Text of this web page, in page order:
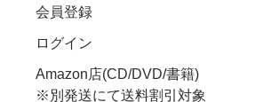
会員登録
ログイン
Amazon店(CD/DVD/書籍)
※別発送にて送料割引対象